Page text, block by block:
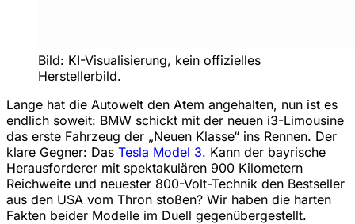
Bild: KI-Visualisierung, kein offizielles
Herstellerbild.
Lange hat die Autowelt den Atem angehalten, nun ist es
endlich soweit: BMW schickt mit der neuen i3-Limousine
das erste Fahrzeug der „Neuen Klasse“ ins Rennen. Der
klare Gegner: Das Tesla Model 3. Kann der bayrische
Herausforderer mit spektakulären 900 Kilometern
Reichweite und neuester 800-Volt-Technik den Bestseller
aus den USA vom Thron stoßen? Wir haben die harten
Fakten beider Modelle im Duell gegenübergestellt.